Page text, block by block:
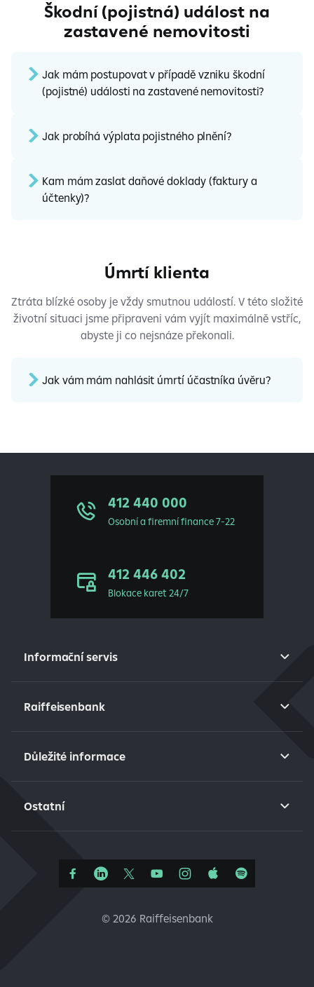
Škodní (pojistná) událost na
zastavené nemovitosti
Jak mám postupovat v případě vzniku škodní
(pojistné) události na zastavené nemovitosti?
Jak probíhá výplata pojistného plnění?
Kam mám zaslat daňové doklady (faktury a
účtenky)?
Úmrtí klienta
Ztráta blízké osoby je vždy smutnou událostí. V této složité
životní situaci jsme připraveni vám vyjít maximálně vstříc,
abyste ji co nejsnáze překonali.
Jak vám mám nahlásit úmrtí účastníka úvěru?
412 440 000
Osobní a firemní finance 7-22
412 446 402
Blokace karet 24/7
Informační servis
Raiffeisenbank
Důležité informace
Ostatní
© 2026 Raiffeisenbank